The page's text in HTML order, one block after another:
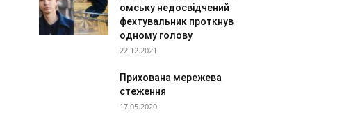
омську недосвідчений
фехтувальник проткнув
одному голову
22.12.2021
Прихована мережева
стеження
17.05.2020